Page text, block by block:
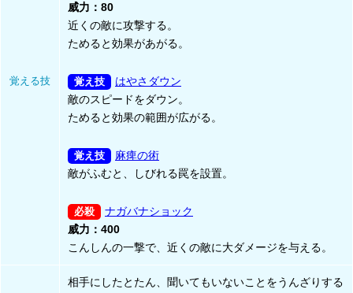
覚える技
威力：80
近くの敵に攻撃する。
ためると効果があがる。
はやさダウン
敵のスピードをダウン。
ためると効果の範囲が広がる。
麻痺の術
敵がふむと、しびれる罠を設置。
ナガバナショック
威力：400
こんしんの一撃で、近くの敵に大ダメージを与える。
相手にしたとたん、聞いてもいないことをうんざりする